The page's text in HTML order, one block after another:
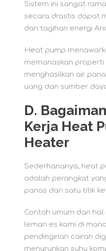
Sistem ini sangat
secara drastis dapat
dan tagihan energi
Heat pump
memanaskan properti
menghasilkan air
uang dan sumber
D.
Kerja Heat
Heater
Sederhananya, heat
adalah perangkat
panas dari satu titik
Contoh umum dari
lemari es kami di
pendinginan cairan
menurunkan suhu